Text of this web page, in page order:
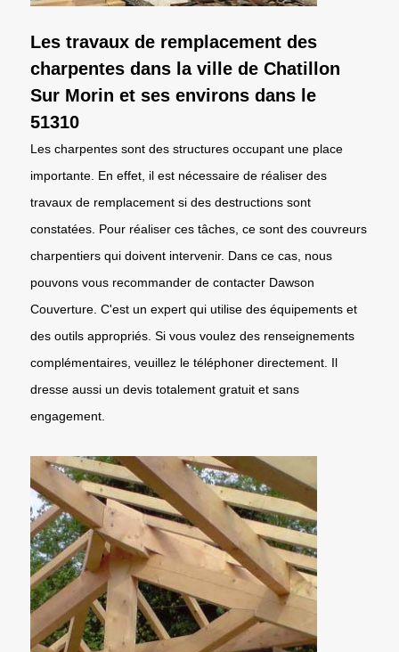
Les travaux de remplacement des
charpentes dans la ville de Chatillon
Sur Morin et ses environs dans le
51310
Les charpentes sont des structures occupant une place
importante. En effet, il est nécessaire de réaliser des
travaux de remplacement si des destructions sont
constatées. Pour réaliser ces tâches, ce sont des couvreurs
charpentiers qui doivent intervenir. Dans ce cas, nous
pouvons vous recommander de contacter Dawson
Couverture. C'est un expert qui utilise des équipements et
des outils appropriés. Si vous voulez des renseignements
complémentaires, veuillez le téléphoner directement. Il
dresse aussi un devis totalement gratuit et sans
engagement.